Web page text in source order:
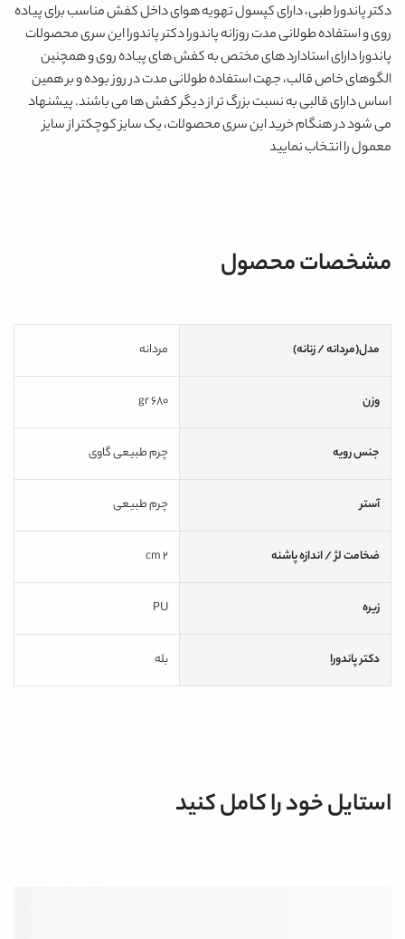
دکتر پاندورا طبی، دارای کپسول تهویه هوای داخل کفش مناسب برای پیاده
روی و استفاده طولانی مدت روزانه پاندورا دکتر پاندورا این سری محصولات
پاندورا دارای استادارد های مختص به کفش های پیاده روی و همچنین
الگوهای خاص قالب، جهت استفاده طولانی مدت در روز بوده و بر همین
اساس دارای قالبی به نسبت بزرگ تر از دیگر کفش ها می باشند. پیشنهاد
می شود در هنگام خرید این سری محصولات، یک سایز کوچکتر از سایز
معمول را انتخاب نمایید
مشخصات محصول
مدل(مردانه / زنانه) مردانه
وزن 680 gr
جنس رویه چرم طبیعی گاوی
آستر چرم طبیعی
ضخامت لژ / اندازه پاشنه
زیره PU
دکتر پاندورا بله
استایل خود را کامل کنید